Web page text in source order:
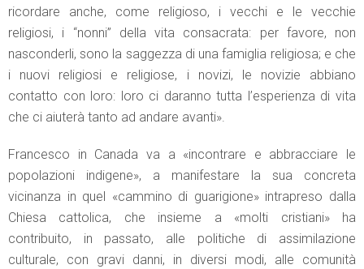
ricordare anche, come religioso, i vecchi e le vecchie
religiosi, i “nonni” della vita consacrata: per favore, non
nasconderli, sono la saggezza di una famiglia religiosa; e che
i nuovi religiosi e religiose, i novizi, le novizie abbiano
contatto con loro: loro ci daranno tutta l’esperienza di vita
che ci aiuterà tanto ad andare avanti».
Francesco in Canada va a «incontrare e abbracciare le
popolazioni indigene», a manifestare la sua concreta
vicinanza in quel «cammino di guarigione» intrapreso dalla
Chiesa cattolica, che insieme a «molti cristiani» ha
contribuito, in passato, alle politiche di assimilazione
culturale, con gravi danni, in diversi modi, alle comunità